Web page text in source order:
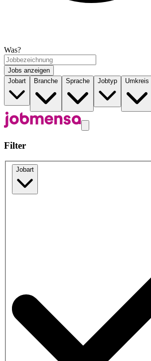
Was?
Jobs anzeigen
Jobart
Branche Sprache Jobtyp Umkreis
Filter
Jobart